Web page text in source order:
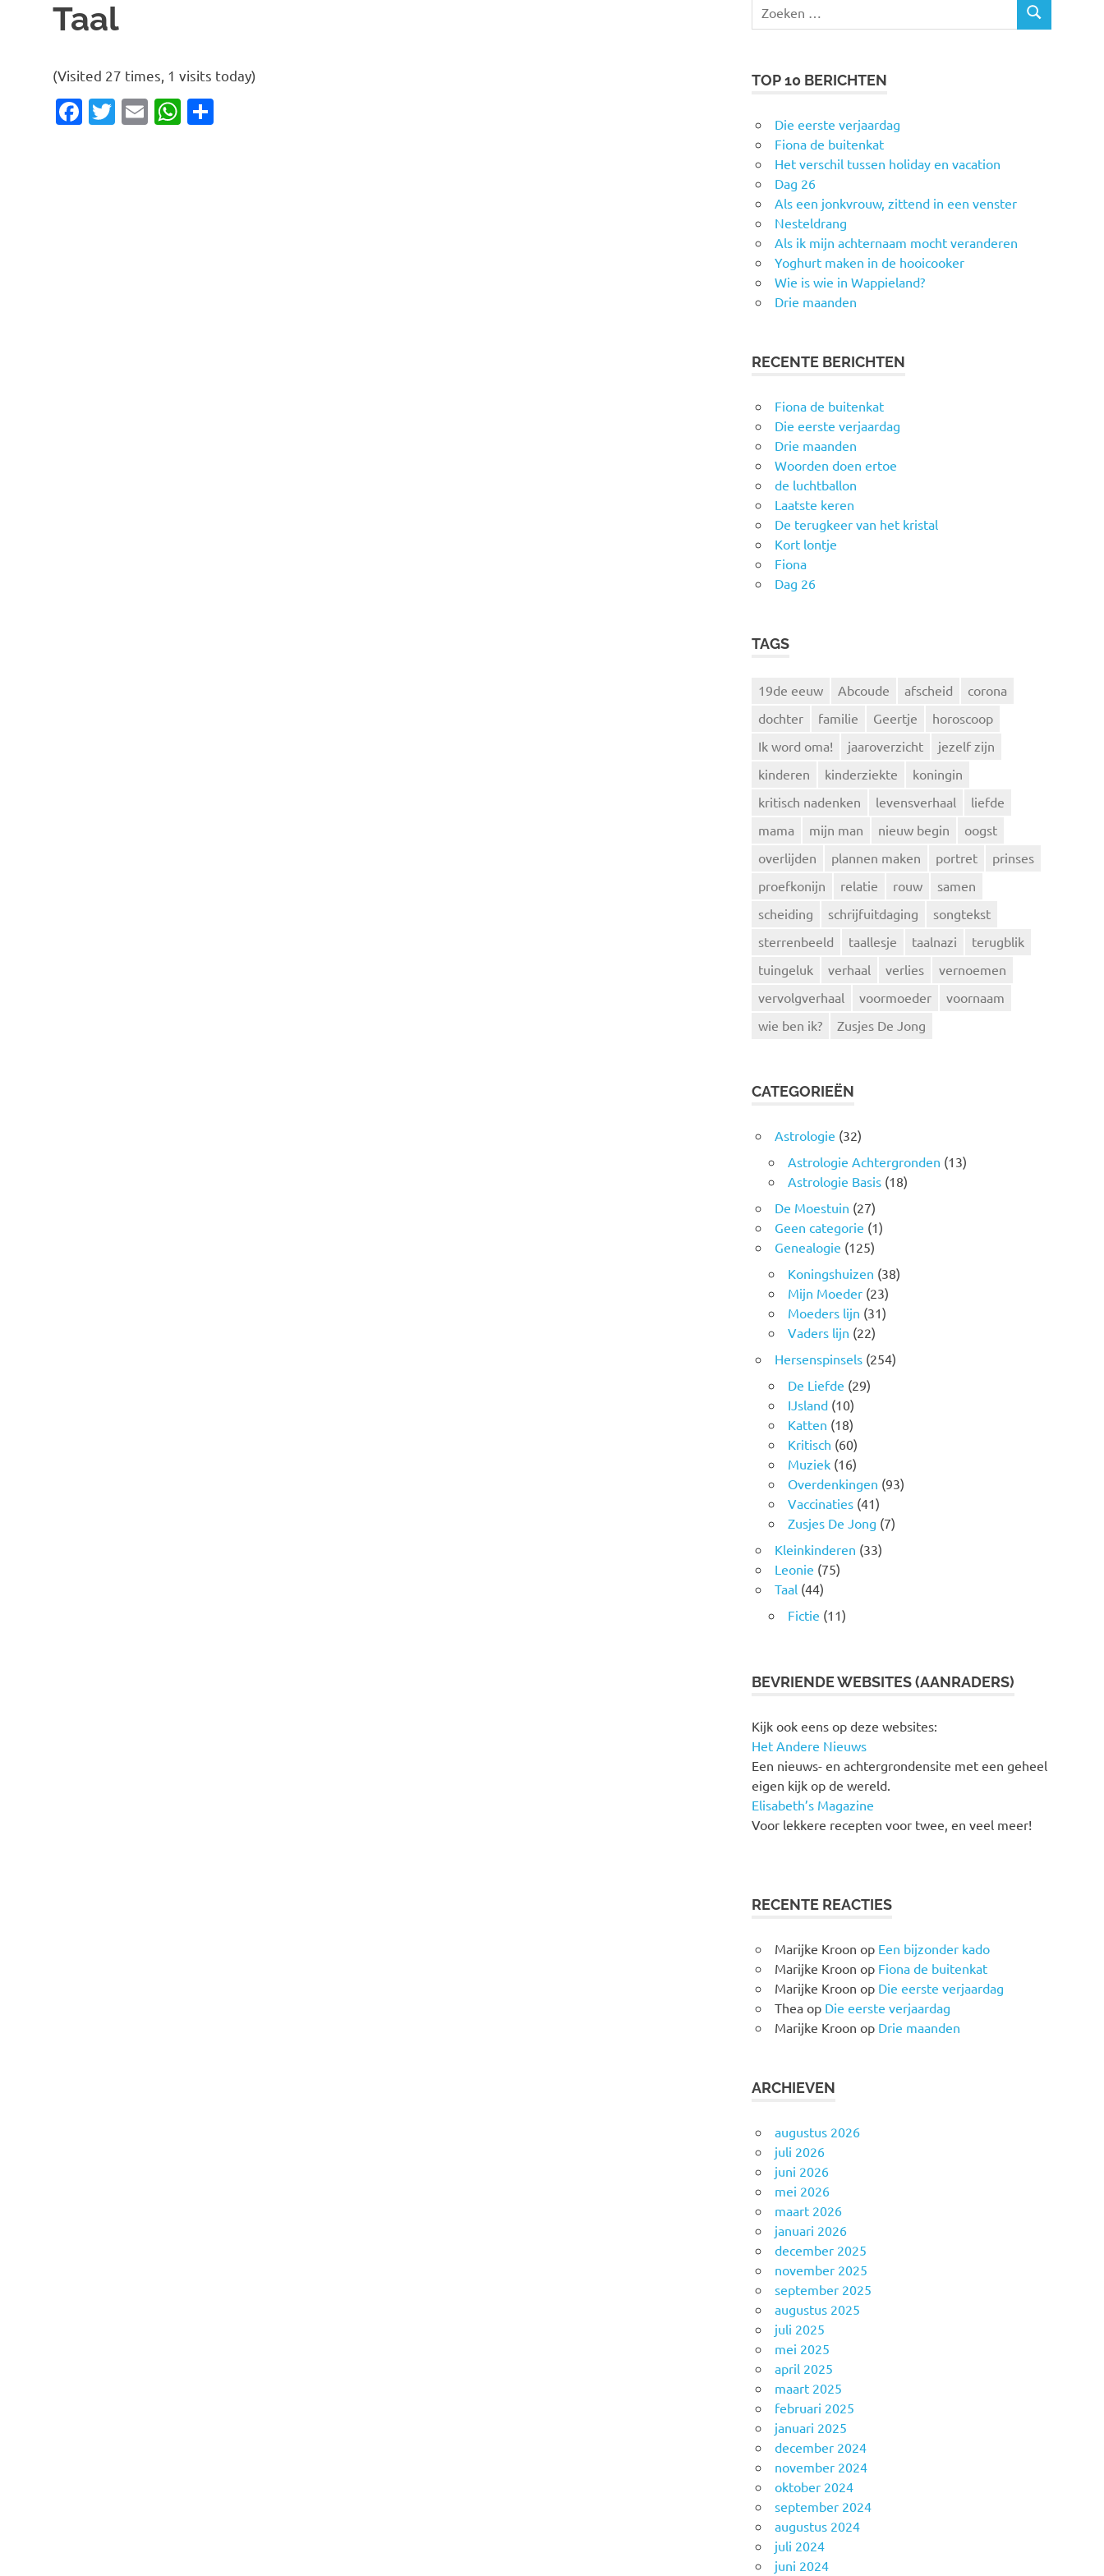
Taal
(Visited 27 times, 1 visits today)
Facebook
Twitter
EmailWhatsApp
naar:
ZOEKEN
TOP 10 BERICHTEN
Die eerste verjaardag
Fiona de buitenkat
Het verschil tussen holiday en vacation
Dag 26
Als een jonkvrouw, zittend in een venster
Nesteldrang
Als ik mijn achternaam mocht veranderen
Yoghurt maken in de hooicooker
Wie is wie in Wappieland?
Drie maanden
RECENTE BERICHTEN
Fiona de buitenkat
Die eerste verjaardag
Drie maanden
Woorden doen ertoe
de luchtballon
Laatste keren
De terugkeer van het kristal
Kort lontje
Fiona
Dag 26
TAGS
19de eeuw Abcoude afscheid
corona
dochter
familie Geertje
horoscoop
Ik word oma!
jaaroverzicht
jezelf zijn
kinderen
kinderziekte
koningin
kritisch nadenken
levensverhaal
liefde
mama
mijn man nieuw begin
oogst
overlijden
plannen maken portret
prinses
proefkonijn
relatie rouw
samen
scheiding
schrijfuitdaging
songtekst
sterrenbeeld
taallesje taalnazi
terugblik
tuingeluk
verhaal verlies
vernoemen
vervolgverhaal
voormoeder
voornaam
wie ben ik?
Zusjes De Jong
CATEGORIEËN
Astrologie (32)
Astrologie Achtergronden (13)
Astrologie Basis (18)
De Moestuin (27)
Geen categorie (1)
Genealogie (125)
Koningshuizen (38)
Mijn Moeder (23)
Moeders lijn (31)
Vaders lijn (22)
Hersenspinsels (254)
De Liefde (29)
IJsland (10)
Katten (18)
Kritisch (60)
Muziek (16)
Overdenkingen (93)
Vaccinaties (41)
Zusjes De Jong (7)
Kleinkinderen (33)
Leonie (75)
Taal (44)
Fictie (11)
BEVRIENDE WEBSITES (AANRADERS)
Kijk ook eens op deze websites:
Het Andere Nieuws
Een nieuws- en achtergrondensite met een geheel
eigen kijk op de wereld.
Elisabeth’s Magazine
Voor lekkere recepten voor twee, en veel meer!
RECENTE REACTIES
Marijke Kroon op Een bijzonder kado
Marijke Kroon op Fiona de buitenkat
Marijke Kroon op Die eerste verjaardag
Thea op Die eerste verjaardag
Marijke Kroon op Drie maanden
ARCHIEVEN
augustus 2026
juli 2026
juni 2026
mei 2026
maart 2026
januari 2026
december 2025
november 2025
september 2025
augustus 2025
juli 2025
mei 2025
april 2025
maart 2025
februari 2025
januari 2025
december 2024
november 2024
oktober 2024
september 2024
augustus 2024
juli 2024
juni 2024